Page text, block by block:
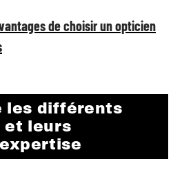
de choisir un opticien
les différents
et leurs